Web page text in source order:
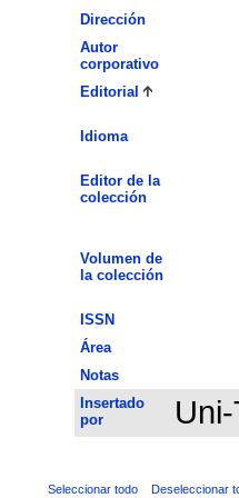
Dirección
Autor
corporativo
Editorial
Idioma
Editor de la
colección
Volumen de
la colección
ISSN
Área
Notas
Insertado
por
Seleccionar todo Deseleccionar